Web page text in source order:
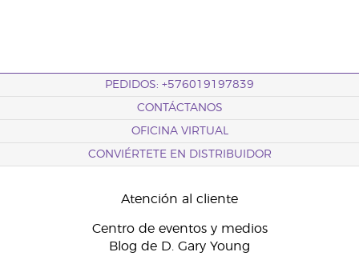
PEDIDOS: +576019197839
CONTÁCTANOS
OFICINA VIRTUAL
CONVIÉRTETE EN DISTRIBUIDOR
Atención al cliente
Centro de eventos y medios
Blog de D. Gary Young